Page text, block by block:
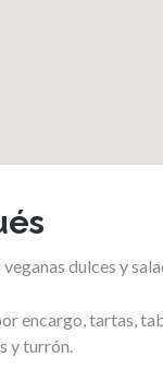
dulces y
encargo, tartas,
y turrón.